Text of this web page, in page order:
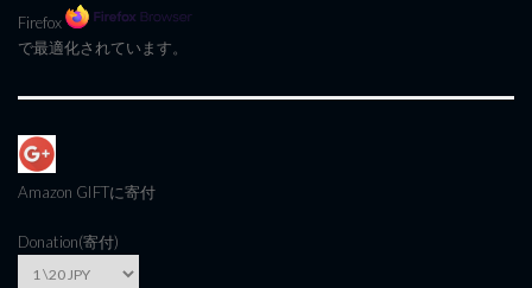
Firefox
で最適化されています。
Amazon GIFTに寄付
Donation(寄付)